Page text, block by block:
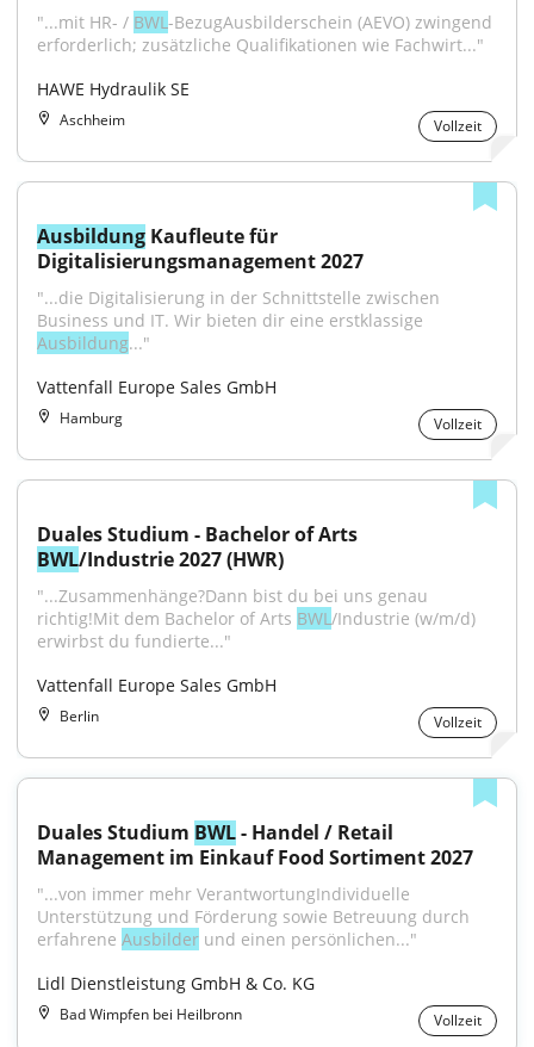
"...mit HR- / BWL-BezugAusbilderschein (AEVO) zwingend
erforderlich; zusätzliche Qualifikationen wie Fachwirt..."
HAWE Hydraulik SE
Aschheim Vollzeit
Ausbildung Kaufleute für
Digitalisierungsmanagement 2027
"...die Digitalisierung in der Schnittstelle zwischen
Ausbildung..."
Vattenfall Europe Sales GmbH
Hamburg Vollzeit
BWL/Industrie 2027 (HWR)
"...Zusammenhänge?Dann bist du bei uns genau
richtig!Mit dem Bachelor of Arts BWL/Industrie (w/m/d)
erwirbst du fundierte..."
Vattenfall Europe Sales GmbH
Berlin Vollzeit
Duales Studium BWL - Handel / Retail
Management im Einkauf Food Sortiment 2027
"...von immer mehr VerantwortungIndividuelle
Unterstützung und Förderung sowie Betreuung durch
erfahrene Ausbilder und einen persönlichen..."
Lidl Dienstleistung GmbH & Co. KG
Bad Wimpfen bei Heilbronn Vollzeit